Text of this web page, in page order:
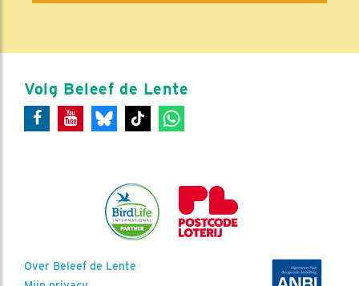
Volg Beleef de Lente
Over Beleef de Lente